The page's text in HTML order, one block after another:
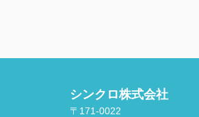
シンクロ株式会社
〒171-0022